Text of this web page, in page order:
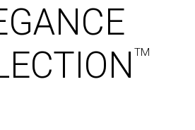
TM